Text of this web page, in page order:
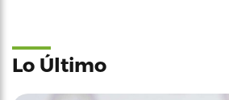
Lo Último